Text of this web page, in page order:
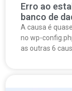
Erro ao
banco de
A causa é
no wp-
as outras 6